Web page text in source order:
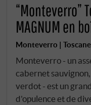
“Monteverro”
MAGNUM en
Monteverro | Toscane
Monteverro - un
cabernet
verdot - est un
d'opulence et de